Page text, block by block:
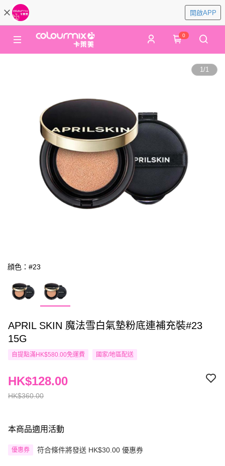
開啟APP
0
1/1
顔色：#23
APRIL SKIN 魔法雪白氣墊粉底連補充裝#23
15G
自提點滿HK$580.00免運費 國家/地區配送
HK$360.00
HK$128.00
本商品適用活動
優惠券 符合條件將發送 HK$30.00 優惠券